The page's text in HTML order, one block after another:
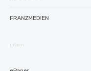
FRANZMED!EN
intern